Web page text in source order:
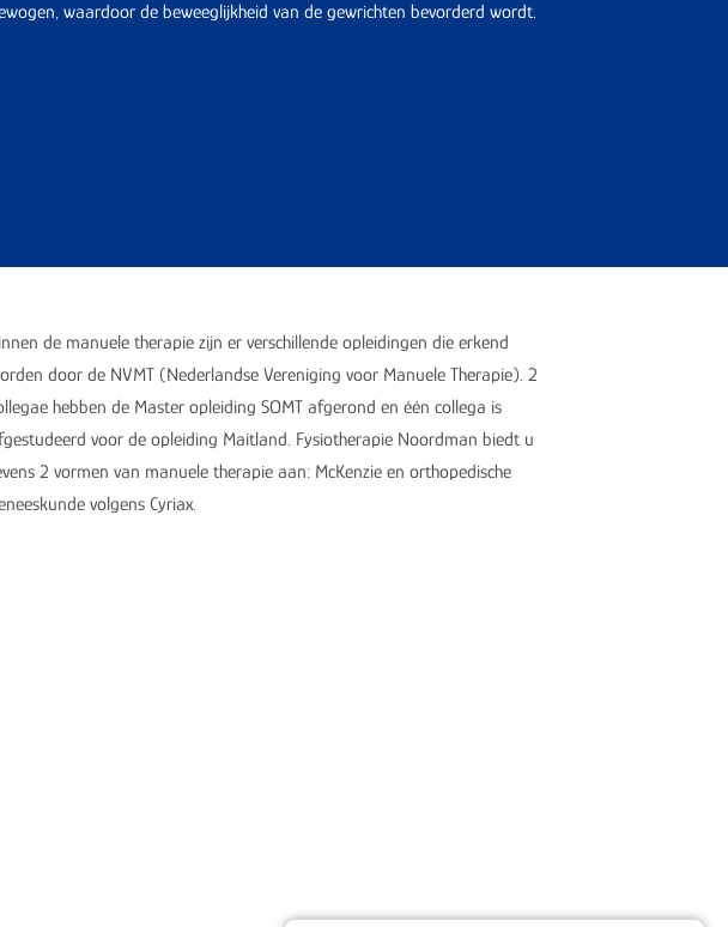
waardoor de beweeglijkheid van de gewrichten bevorderd wordt.
de manuele therapie zijn er verschillende opleidingen die erkend
door de NVMT (Nederlandse Vereniging voor Manuele Therapie). 2
hebben de Master opleiding SOMT afgerond en één collega is
voor de opleiding Maitland. Fysiotherapie Noordman biedt u
2 vormen van manuele therapie aan: McKenzie en orthopedische
volgens Cyriax.